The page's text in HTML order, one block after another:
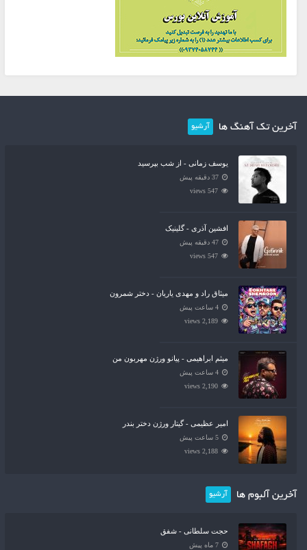
آخرین تک آهنگ ها آرشیو
یوسف زمانی - از شب بپرسید
37 دقیقه پیش
547 views
افشین آذری - گلینیک
47 دقیقه پیش
547 views
میثاق راد و مهدی یاریان - دختر شمرون
4 ساعت پیش
2,189 views
میثم ابراهیمی - پیانو ورژن مهربون من
4 ساعت پیش
2,190 views
امیر عظیمی - گیتار ورژن دختر بندر
5 ساعت پیش
2,188 views
آخرین آلبوم ها آرشیو
حجت سلطانی - شفق
7 ماه پیش